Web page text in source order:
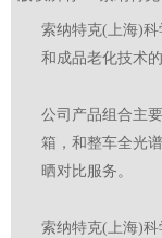
索纳特克(上海)
和成品老化技术
公司产品组合主
箱，和整车全光
晒对比服务。
索纳特克(上海)